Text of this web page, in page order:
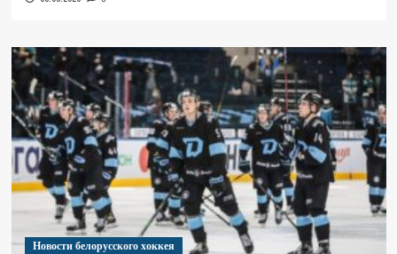
Новости белорусского хоккея